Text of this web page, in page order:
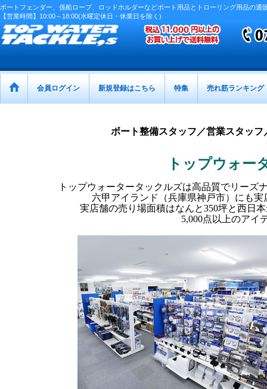
ボートフェンダー、係船ロープ、ロッドホルダーなどボート用品とトローリング用品の通
【営業時間】10:00～18:00(水曜定休日・休業日を除く)
会員ログイン 新規登録はこちら 特集 売れ筋ランキング
ボート整備スタッフ／営業スタッ
トップウォー
トップウォータータックルズは高品質でリー
六甲アイランド（兵庫県神戸市）にも
実店舗の売り場面積はなんと350坪と西日
5,000点以上のアイ